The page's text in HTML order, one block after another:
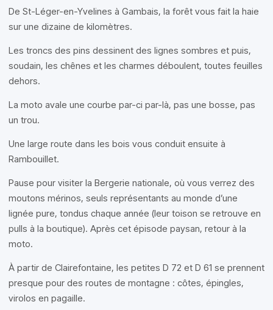
De St-Léger-en-Yvelines à Gambais, la forêt vous fait la haie
sur une dizaine de kilomètres.
Les troncs des pins dessinent des lignes sombres et puis,
soudain, les chênes et les charmes déboulent, toutes feuilles
dehors.
La moto avale une courbe par-ci par-là, pas une bosse, pas
un trou.
Une large route dans les bois vous conduit ensuite à
Rambouillet.
Pause pour visiter la Bergerie nationale, où vous verrez des
moutons mérinos, seuls représentants au monde d’une
lignée pure, tondus chaque année (leur toison se retrouve en
pulls à la boutique). Après cet épisode paysan, retour à la
moto.
À partir de Clairefontaine, les petites D 72 et D 61 se prennent
presque pour des routes de montagne : côtes, épingles,
virolos en pagaille.